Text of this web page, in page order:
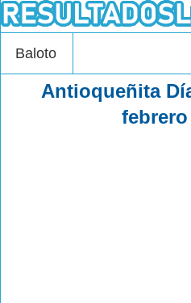
Baloto
Antioqueñita
febrero